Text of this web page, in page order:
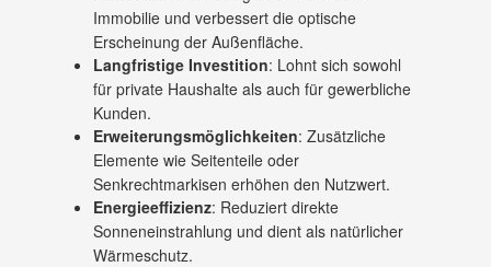
Immobilie und verbessert die optische
Erscheinung der Außenfläche.
Langfristige Investition: Lohnt sich sowohl
für private Haushalte als auch für gewerbliche
Kunden.
Erweiterungsmöglichkeiten: Zusätzliche
Elemente wie Seitenteile oder
Senkrechtmarkisen erhöhen den Nutzwert.
Energieeffizienz: Reduziert direkte
Sonneneinstrahlung und dient als natürlicher
Wärmeschutz.